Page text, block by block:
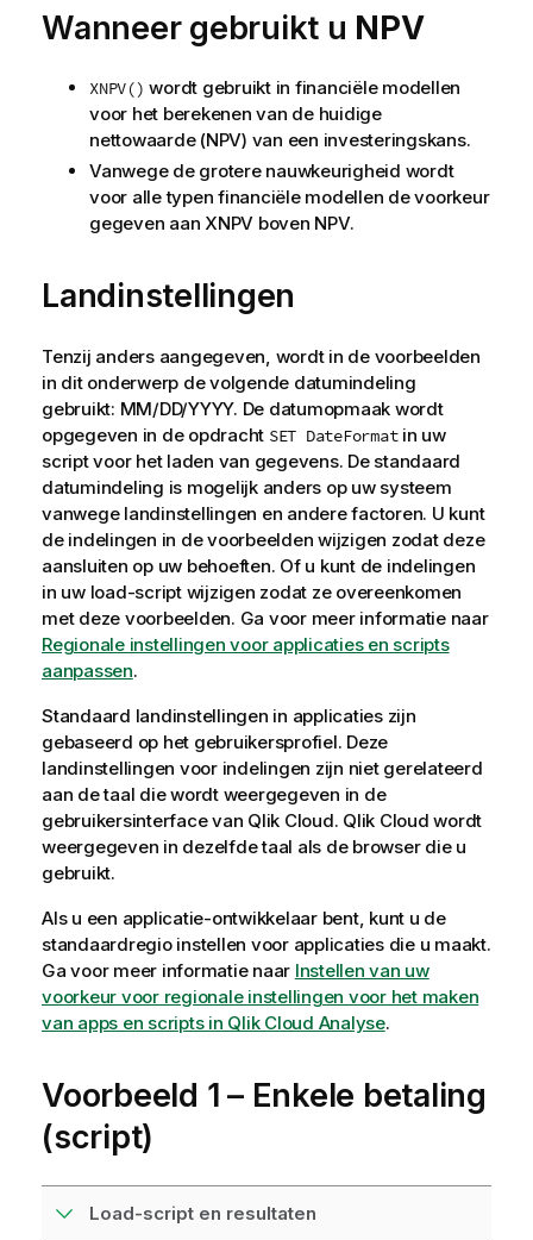
Wanneer gebruikt u NPV
XNPV() wordt gebruikt in financiële modellen
voor het berekenen van de huidige
nettowaarde (NPV) van een investeringskans.
Vanwege de grotere nauwkeurigheid wordt
voor alle typen financiële modellen de voorkeur
gegeven aan XNPV boven NPV.
Landinstellingen
Tenzij anders aangegeven, wordt in de voorbeelden
in dit onderwerp de volgende datumindeling
gebruikt: MM/DD/YYYY. De datumopmaak wordt
opgegeven in de opdracht SET DateFormatin uw
script voor het laden van gegevens. De standaard
datumindeling is mogelijk anders op uw systeem
vanwege landinstellingen en andere factoren. U kunt
de indelingen in de voorbeelden wijzigen zodat deze
aansluiten op uw behoeften. Of u kunt de indelingen
in uw load-script wijzigen zodat ze overeenkomen
met deze voorbeelden. Ga voor meer informatie naar
Regionale instellingen voor applicaties en scripts
aanpassen.
Standaard landinstellingen in applicaties zijn
gebaseerd op het gebruikersprofiel. Deze
landinstellingen voor indelingen zijn niet gerelateerd
aan de taal die wordt weergegeven in de
gebruikersinterface van Qlik Cloud. Qlik Cloud wordt
weergegeven in dezelfde taal als de browser die u
gebruikt.
Als u een applicatie-ontwikkelaar bent, kunt u de
standaardregio instellen voor applicaties die u maakt.
Ga voor meer informatie naar Instellen van uw
voorkeur voor regionale instellingen voor het maken
van apps en scripts in Qlik Cloud Analyse.
Voorbeeld 1 – Enkele betaling
(script)
Load-script en resultaten